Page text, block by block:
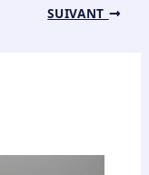
SUIVANT